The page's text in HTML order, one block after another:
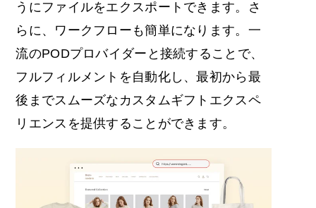
うにファイルをエクスポートできます。さ
らに、ワークフローも簡単になります。一
流のPODプロバイダーと接続することで、
フルフィルメントを自動化し、最初から最
後までスムーズなカスタムギフトエクスペ
リエンスを提供することができます。